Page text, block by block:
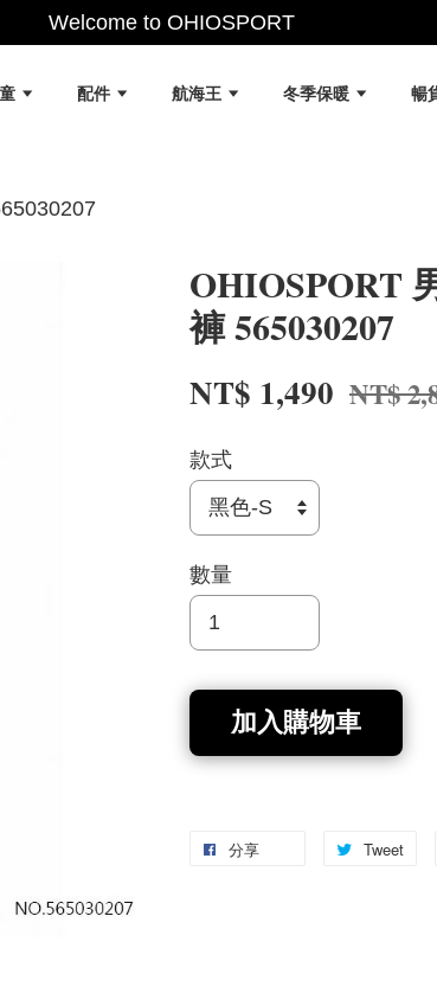
Welcome to OHIOSPORT
配件 航海王 冬季保暖 暢
OHIOSPORT
褲 565030207
NT$ 1,490 NT$
款式
數量
加入購物車
分享 Tweet